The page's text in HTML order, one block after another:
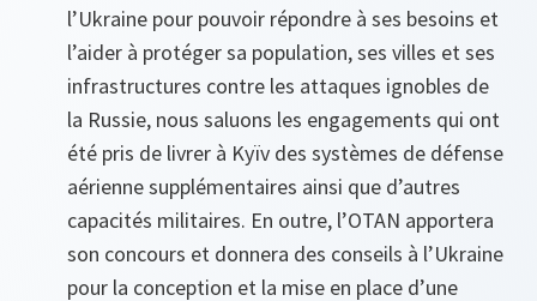
l’Ukraine pour pouvoir répondre à ses besoins et
l’aider à protéger sa population, ses villes et ses
infrastructures contre les attaques ignobles de
la Russie, nous saluons les engagements qui ont
été pris de livrer à Kyïv des systèmes de défense
aérienne supplémentaires ainsi que d’autres
capacités militaires. En outre, l’OTAN apportera
son concours et donnera des conseils à l’Ukraine
pour la conception et la mise en place d’une